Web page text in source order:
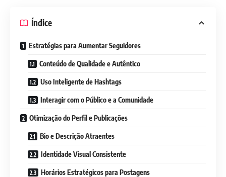
Índice
Estratégias para Aumentar Seguidores
Conteúdo de Qualidade e Autêntico
Uso Inteligente de Hashtags
Interagir com o Público e a Comunidade
Otimização do Perfil e Publicações
Bio e Descrição Atraentes
Identidade Visual Consistente
Horários Estratégicos para Postagens